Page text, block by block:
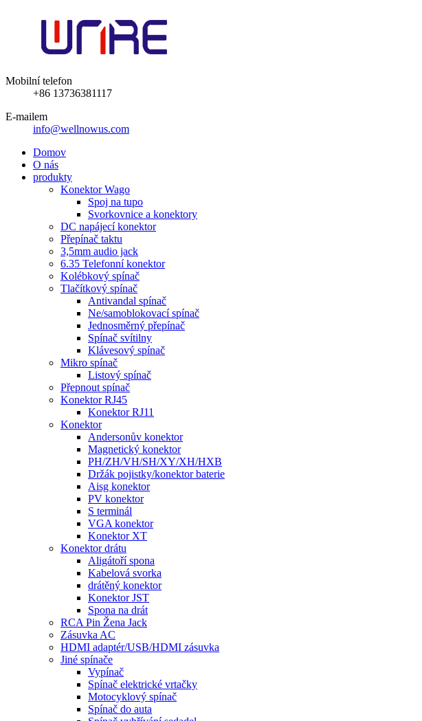
Mobilní telefon
+86 13736381117
E-mailem
info@wellnowus.com
Domov
O nás
produkty
Konektor Wago
Spoj na tupo
Svorkovnice a konektory
DC napájecí konektor
Přepínač taktu
3,5mm audio jack
6.35 Telefonní konektor
Kolébkový spínač
Tlačítkový spínač
Antivandal spínač
Ne/samoblokovací spínač
Jednosměrný přepínač
Spínač svítilny
Klávesový spínač
Mikro spínač
Listový spínač
Přepnout spínač
Konektor RJ45
Konektor RJ11
Konektor
Andersonův konektor
Magnetický konektor
PH/ZH/VH/SH/XY/XH/HXB
Držák pojistky/konektor baterie
Aisg konektor
PV konektor
S terminál
VGA konektor
Konektor XT
Konektor drátu
Aligátoří spona
Kabelová svorka
drátěný konektor
Konektor JST
Spona na drát
RCA Pin Žena Jack
Zásuvka AC
HDMI adaptér/USB/HDMI zásuvka
Jiné spínače
Vypínač
Spínač elektrické vrtačky
Motocyklový spínač
Spínač do auta